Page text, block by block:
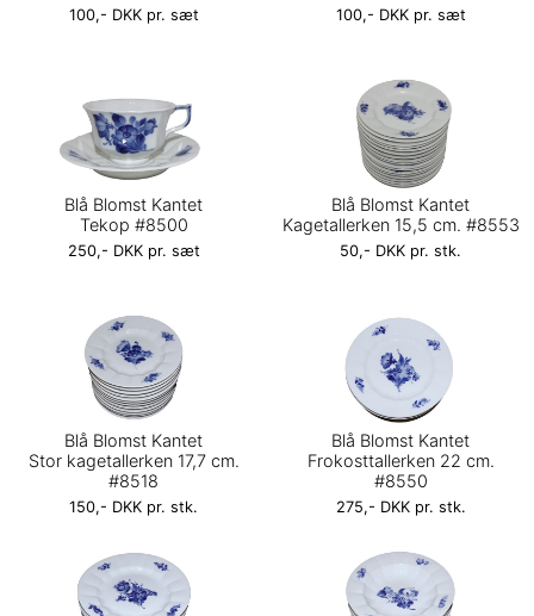
100,- DKK pr. sæt 100,- DKK pr. sæt
Blå Blomst Kantet
Tekop #8500
250,- DKK pr. sæt
Blå Blomst Kantet
Kagetallerken 15,5 cm. #8553
50,- DKK pr. stk.
Blå Blomst Kantet
Stor kagetallerken 17,7 cm.
#8518
150,- DKK pr. stk.
Blå Blomst Kantet
Frokosttallerken 22 cm.
#8550
275,- DKK pr. stk.